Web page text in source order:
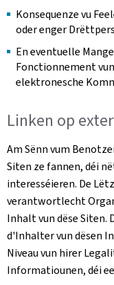
Konsequenze vu
oder enger
En eventuelle
Fonctionnement
elektronesche
Linken op
Am Sënn vum
Siten ze fannen, déi
interesséieren. De
verantwortlecht
Inhalt vun dëse Siten.
d'Inhalter vun dësen
Niveau vun hirer
Informatiounen, déi